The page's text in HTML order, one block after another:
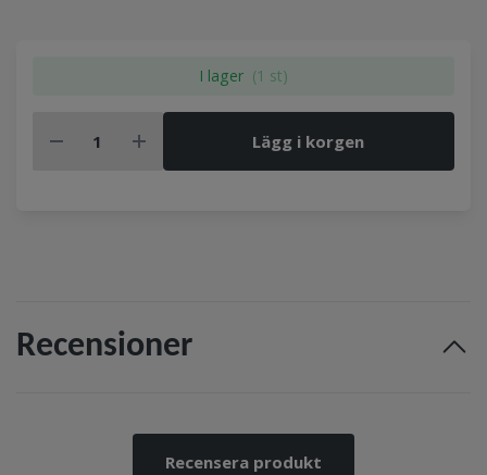
I lager (1 st)
Lägg i korgen
Recensioner
Recensera produkt